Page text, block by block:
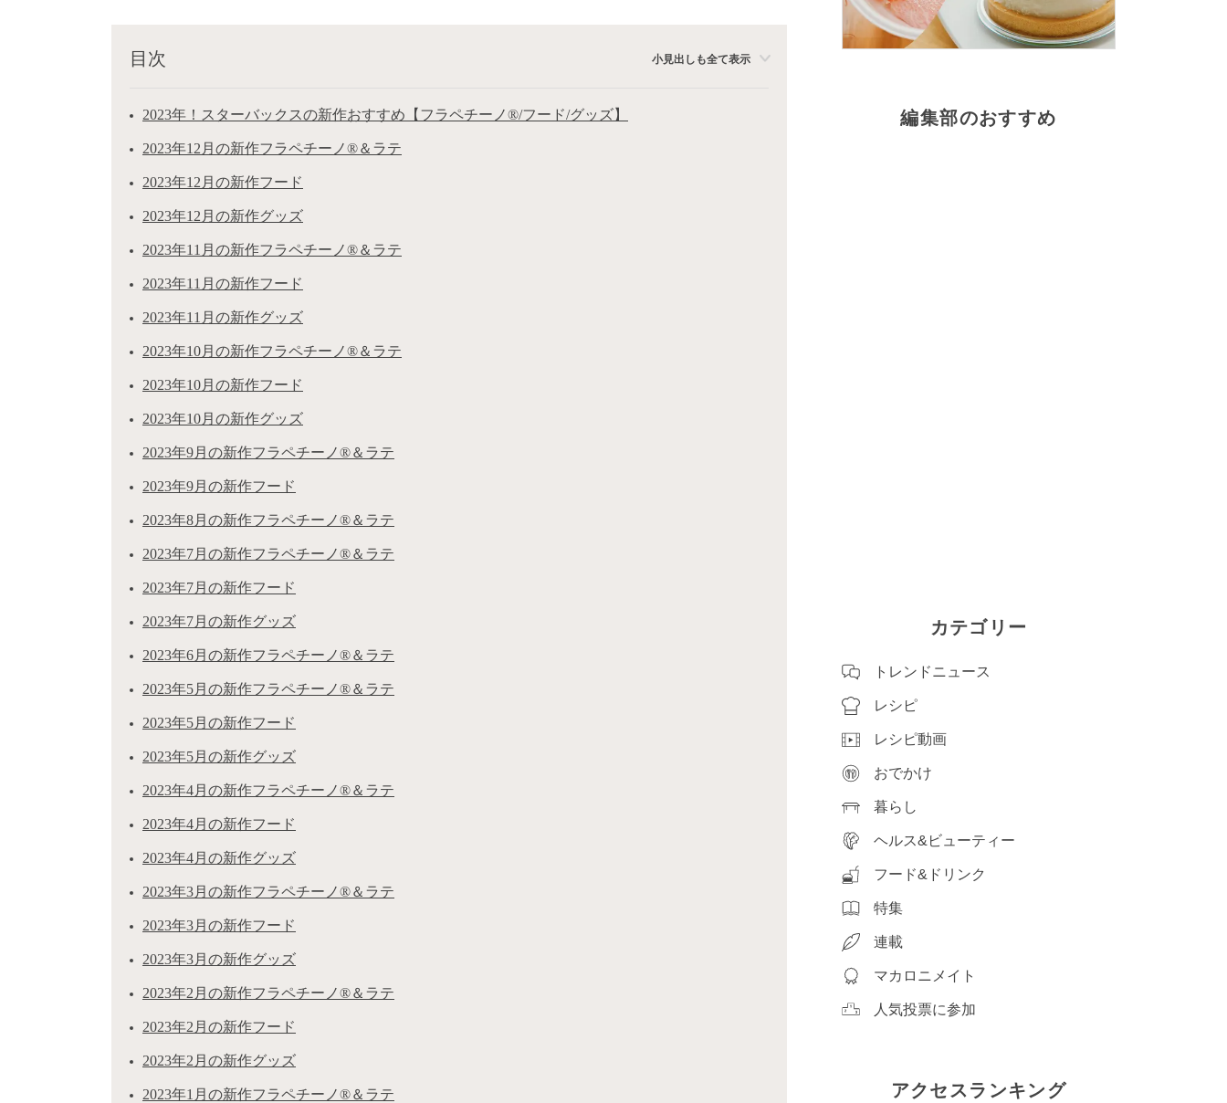
目次 小見出しも全て表示
2023年！スターバックスの新作おすすめ【フラペチーノ®/フード/グッズ】
2023年12月の新作フラペチーノ®＆ラテ
2023年12月の新作フード
2023年12月の新作グッズ
2023年11月の新作フラペチーノ®＆ラテ
2023年11月の新作フード
2023年11月の新作グッズ
2023年10月の新作フラペチーノ®＆ラテ
2023年10月の新作フード
2023年10月の新作グッズ
2023年9月の新作フラペチーノ®＆ラテ
2023年9月の新作フード
2023年8月の新作フラペチーノ®＆ラテ
2023年7月の新作フラペチーノ®＆ラテ
2023年7月の新作フード
2023年7月の新作グッズ
2023年6月の新作フラペチーノ®＆ラテ
2023年5月の新作フラペチーノ®＆ラテ
2023年5月の新作フード
2023年5月の新作グッズ
2023年4月の新作フラペチーノ®＆ラテ
2023年4月の新作フード
2023年4月の新作グッズ
2023年3月の新作フラペチーノ®＆ラテ
2023年3月の新作フード
2023年3月の新作グッズ
2023年2月の新作フラペチーノ®＆ラテ
2023年2月の新作フード
2023年2月の新作グッズ
2023年1月の新作フラペチーノ®＆ラテ
編集部のおすすめ
カテゴリー
トレンドニュース
レシピ
レシピ動画
おでかけ
暮らし
ヘルス&ビューティー
フード&ドリンク
特集
連載
マカロニメイト
人気投票に参加
アクセスランキング